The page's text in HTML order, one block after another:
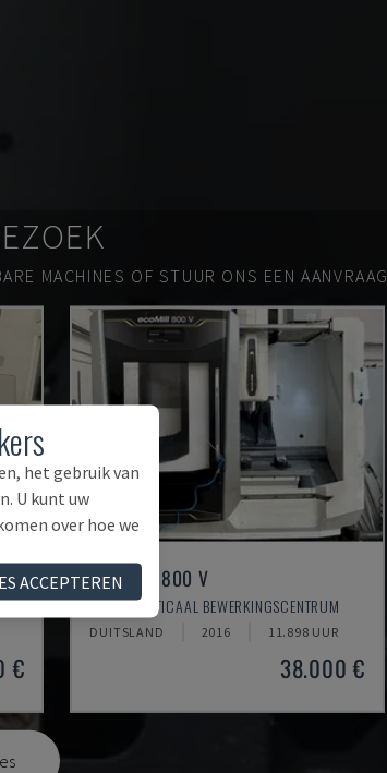
MACHINES OF STUUR ONS EEN AANVRAAG.
€
ECOMILL 800 V
DMG - VERTICAAL BEWERKINGSCENTRUM
DUITSLAND 2016 11.898 UUR
38.000 €
het gebruik van
U kunt uw
over hoe we
ACCEPTEREN